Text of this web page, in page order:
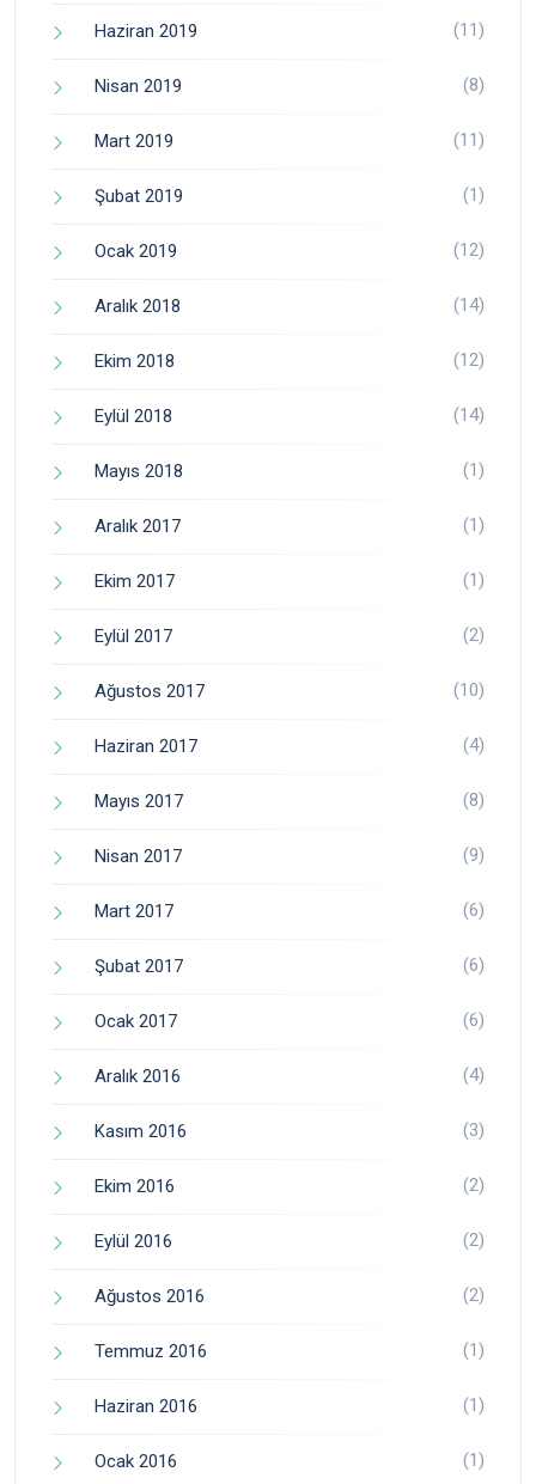
Haziran 2019 (11)
Nisan 2019 (8)
Mart 2019 (11)
Şubat 2019 (1)
Ocak 2019 (12)
Aralık 2018 (14)
Ekim 2018 (12)
Eylül 2018 (14)
Mayıs 2018 (1)
Aralık 2017 (1)
Ekim 2017 (1)
Eylül 2017 (2)
Ağustos 2017 (10)
Haziran 2017 (4)
Mayıs 2017 (8)
Nisan 2017 (9)
Mart 2017 (6)
Şubat 2017 (6)
Ocak 2017 (6)
Aralık 2016 (4)
Kasım 2016 (3)
Ekim 2016 (2)
Eylül 2016 (2)
Ağustos 2016 (2)
Temmuz 2016 (1)
Haziran 2016 (1)
Ocak 2016 (1)